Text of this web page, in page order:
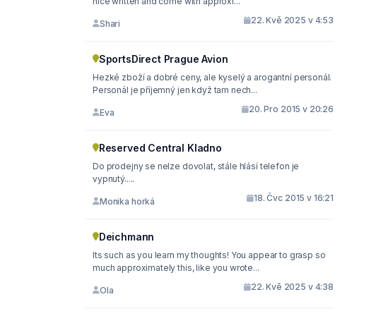
Shari 22. Kvě 2025 v 4:53
SportsDirect Prague Avion
Hezké zboží a dobré ceny, ale kyselý a arogantní personál.
Personál je příjemný jen když tam nech...
Eva 20. Pro 2015 v 20:26
Reserved Central Kladno
Do prodejny se nelze dovolat, stále hlásí telefon je
vypnutý.....
Monika horká 18. Čvc 2015 v 16:21
Deichmann
Its such as you learn my thoughts! You appear to grasp so
much approximately this, like you wrote...
Ola 22. Kvě 2025 v 4:38